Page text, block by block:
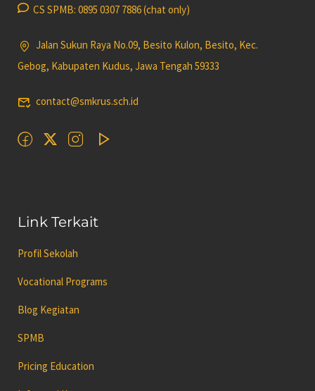
CS SPMB: 0895 0307 7886 (chat only)
Jalan Sukun Raya No.09, Besito Kulon, Besito, Kec.
Gebog, Kabupaten Kudus, Jawa Tengah 59333
contact@smkrus.sch.id
Link Terkait
Profil Sekolah
Vocational Programs
Blog Kegiatan
SPMB
Pricing Education